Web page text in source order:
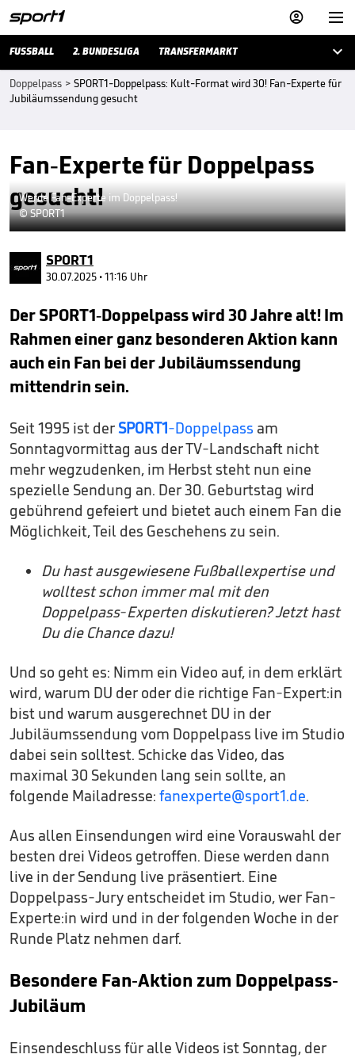


FUSSBALL 2. BUNDESLIGA TRANSFERMARKT 
Doppelpass > SPORT1-Doppelpass: Kult-Format wird 30! Fan-Experte für
Jubiläumssendung gesucht
Fan-Experte für Doppelpass
gesucht!
Werde Fan-Experte im Doppelpass!
© SPORT1
SPORT1
30.07.2025 • 11:16 Uhr
Der SPORT1-Doppelpass wird 30 Jahre alt! Im
Rahmen einer ganz besonderen Aktion kann
auch ein Fan bei der Jubiläumssendung
mittendrin sein.
Seit 1995 ist derSPORT1-Doppelpass am
Sonntagvormittag aus der TV-Landschaft nicht
mehr wegzudenken, im Herbst steht nun eine
spezielle Sendung an. Der 30. Geburtstag wird
gebührend gefeiert und bietet auch einem Fan die
Möglichkeit, Teil des Geschehens zu sein.
Du hast ausgewiesene Fußballexpertise und
wolltest schon immer mal mit den
Doppelpass-Experten diskutieren? Jetzt hast
Du die Chance dazu!
Und so geht es: Nimm ein Video auf, in dem erklärt
wird, warum DU der oder die richtige Fan-Expert:in
bist und warum ausgerechnet DU in der
Jubiläumssendung vom Doppelpass live im Studio
dabei sein solltest. Schicke das Video, das
maximal 30 Sekunden lang sein sollte, an
folgende Mailadresse: fanexperte@sport1.de.
Aus allen Einsendungen wird eine Vorauswahl der
besten drei Videos getroffen. Diese werden dann
live in der Sendung live präsentiert. Eine
Doppelpass-Jury entscheidet im Studio, wer Fan-
Experte:in wird und in der folgenden Woche in der
Runde Platz nehmen darf.
Besondere Fan-Aktion zum Doppelpass-
Jubiläum
Einsendeschluss für alle Videos ist Sonntag, der